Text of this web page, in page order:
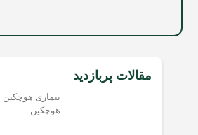
مقالات پربازدید
بیماری
هوچکین